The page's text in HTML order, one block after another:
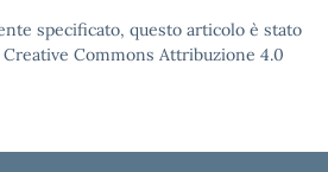
specificato, questo articolo è stato
Commons Attribuzione 4.0